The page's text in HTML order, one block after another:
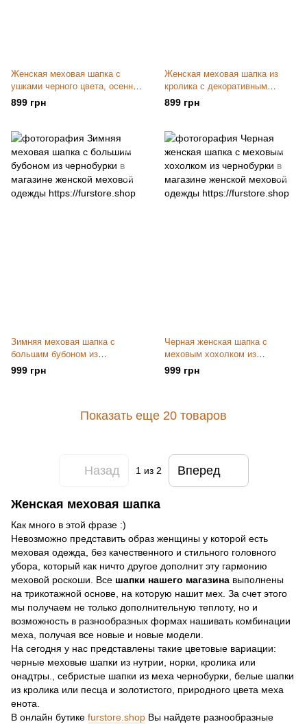
Женская меховая шапка с
ушками черного цвета, осенне
зимний вариант
899 грн
Женская меховая шапка из
кролика с декоративным
хвостиком
899 грн
Зимняя меховая шапка с
большим бубоном из
чернобурки
999 грн
Черная женская шапка с
меховым хохолком из
чернобурки
999 грн
Показать еще 20 товаров
Назад 1из 2 Вперед
Женская меховая шапка
Как много в этой фразе :)
Невозможно представить образ женщины у которой есть
меховая одежда, без качественного и стильного головного
убора, который как ничто другое дополнит эту гармонию
меховой роскоши. Все шапки нашего магазина выполнены
на трикотажной основе, на которую нашит мех. За счет этого
мы получаем не только дополнительную теплоту, но и
возможность в разнообразных формах нашивать комбинации
меха, получая все новые и новые модели.
На сегодня у нас представлены такие цветовые вариации:
черные меховые шапки из нутрии, норки, кролика или
онадтры., себристые шапки из меха чернобурки, белые шапки
из кролика или песца и золотистого, природного цвета меха
енота.
В онлайн бутике furstore.shop Вы найдете разнообразные